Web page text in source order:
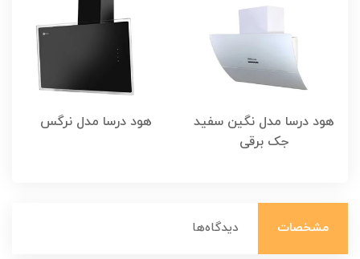
هود درسا مدل نگین سفید
جک برقی
هود درسا مدل نرگس
مشخصات دیدگاه‌ها